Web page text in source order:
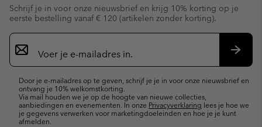
Schrijf je in voor onze nieuwsbrief en krijg 10% korting op je
eerste bestelling vanaf € 120 (artikelen zonder korting).
Aanmelden
voor
e-
Door je e-mailadres op te geven, schrijf je je in voor onze nieuwsbrief en
ontvang je 10% welkomstkorting.
Via mail houden we je op de hoogte van nieuwe collecties,
aanbiedingen en evenementen. In onze Privacyverklaring lees je hoe we
je gegevens verwerken voor marketingdoeleinden en hoe je je kunt
afmelden.